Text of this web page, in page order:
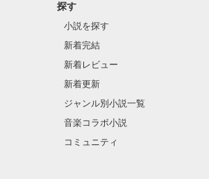
探す
小説を探す
新着完結
新着レビュー
新着更新
ジャンル別小説一覧
音楽コラボ小説
コミュニティ